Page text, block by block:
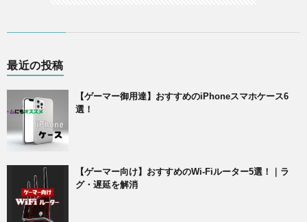
最近の投稿
【ゲーマー御用達】おすすめのiPhoneスマホケース6
選！
【ゲーマー向け】おすすめのWi-Fiルーター5選！｜ラ
グ・遅延を解消